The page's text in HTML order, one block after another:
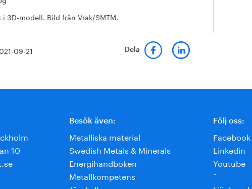
3D-modell. Bild från Vrak/SMTM.
09-21 Dela
10
Besök även:
Metalliska material
Swedish Metals & Minerals
Energihandboken
Metallkompetens
Följ oss:
Facebook
Linkedin
Youtube
¨